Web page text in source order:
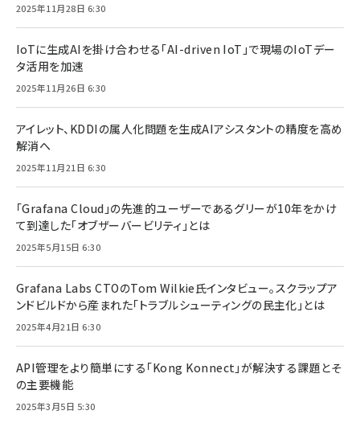
2025年11月28日 6:30
IoTに生成AIを掛け合わせる「AI-driven IoT」で現場のIoTデー
タ活用を加速
2025年11月26日 6:30
アイレット、KDDIの属人化問題を生成AIアシスタントの精度を高め
解消へ
2025年11月21日 6:30
「Grafana Cloud」の先進的ユーザーであるグリーが10年をかけ
て到達した「オブザーバービリティ」とは
2025年5月15日 6:30
Grafana Labs CTOのTom Wilkie氏インタビュー。スクラップア
ンドビルドから産まれた「トラブルシューティングの民主化」とは
2025年4月21日 6:30
API管理をより簡単にする「Kong Konnect」が解決する課題とそ
の主要機能
2025年3月5日 5:30